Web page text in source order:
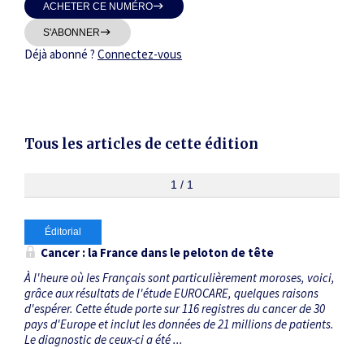
Thématiques
Du
ACHETER CE NUMÉRO
S'ABONNER
Déjà abonné ? Connectez-vous
Tous les articles de cette édition
1 / 1
Éditorial
Cancer : la France dans le peloton de tête
À l'heure où les Français sont particulièrement moroses, voici,
grâce aux résultats de l'étude EUROCARE, quelques raisons
d'espérer. Cette étude porte sur 116 registres du cancer de 30
pays d'Europe et inclut les données de 21 millions de patients.
Le diagnostic de ceux-ci a été ...